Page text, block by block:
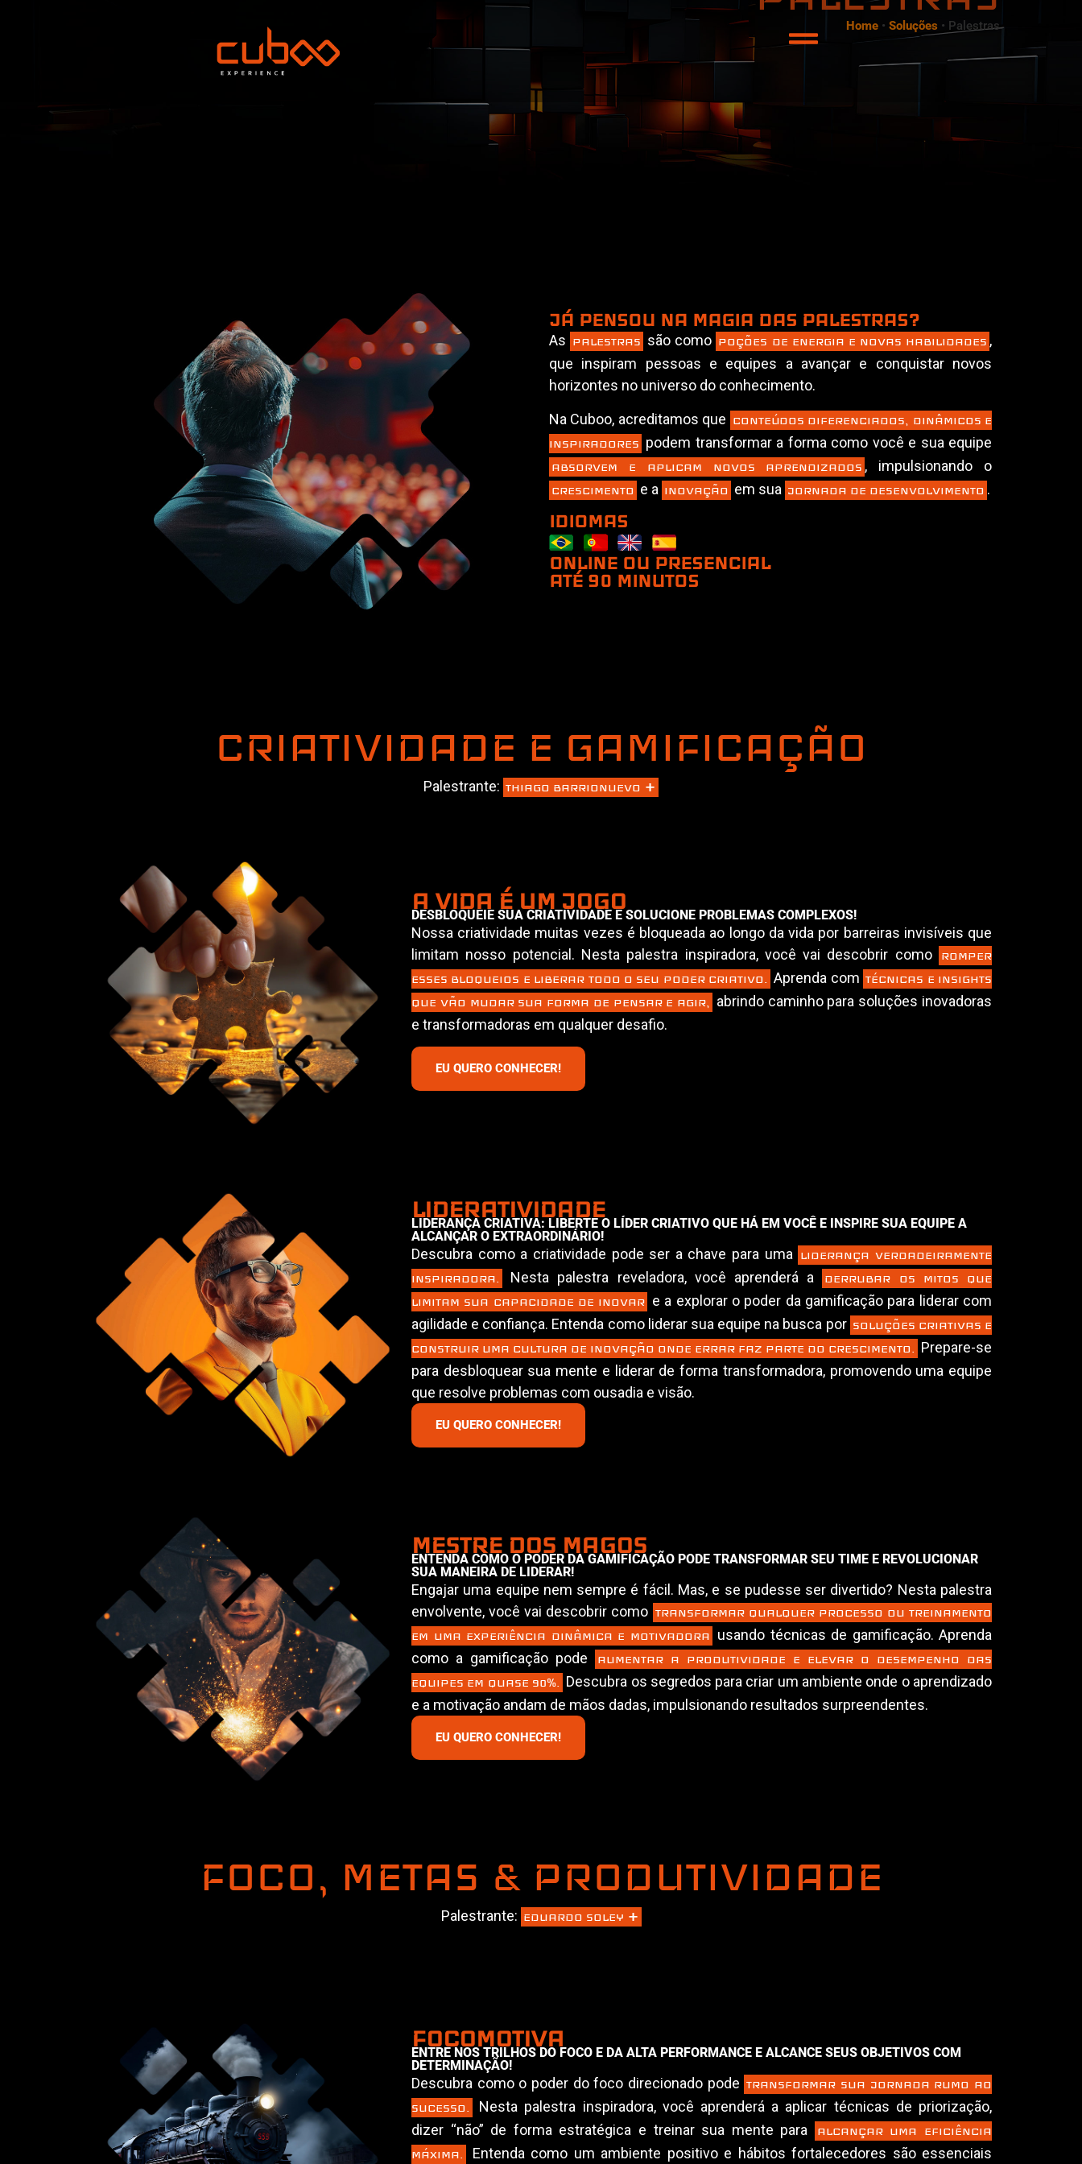
Home • Soluções • Palestras
JÁ PENSOU NA MAGIA DAS PALESTRAS?
As PALESTRAS são como POÇÕES DE ENERGIA E NOVAS HABILIDADES ,
que inspiram pessoas e equipes a avançar e conquistar novos
horizontes no universo do conhecimento.
Na Cuboo, acreditamos que CONTEÚDOS DIFERENCIADOS, DINÂMICOS E
INSPIRADORES podem transformar a forma como você e sua equipe
ABSORVEM E APLICAM NOVOS APRENDIZADOS , impulsionando o
CRESCIMENTO e a INOVAÇÃO em sua JORNADA DE DESENVOLVIMENTO .
IDIOMAS
ONLINE OU PRESENCIAL
ATÉ 90 MINUTOS
CRIATIVIDADE E GAMIFICAÇÃO
Palestrante: THIAGO BARRIONUEVO +
A VIDA É UM JOGO
DESBLOQUEIE SUA CRIATIVIDADE E SOLUCIONE PROBLEMAS COMPLEXOS!
Nossa criatividade muitas vezes é bloqueada ao longo da vida por barreiras invisíveis que
limitam nosso potencial. Nesta palestra inspiradora, você vai descobrir como
ROMPER
ESSES BLOQUEIOS E LIBERAR TODO O SEU PODER CRIATIVO. Aprenda com TÉCNICAS E INSIGHTS
QUE VÃO MUDAR SUA FORMA DE PENSAR E AGIR,
abrindo caminho para soluções inovadoras
e transformadoras em qualquer desafio.
EU QUERO CONHECER!
LIDERATIVIDADE
LIDERANÇA CRIATIVA: LIBERTE O LÍDER CRIATIVO QUE HÁ EM VOCÊ E INSPIRE SUA EQUIPE A
ALCANÇAR O EXTRAORDINÁRIO!
Descubra como a criatividade pode ser a chave para uma
LIDERANÇA VERDADEIRAMENTE
INSPIRADORA.
Nesta palestra reveladora, você aprenderá a
DERRUBAR OS MITOS QUE
LIMITAM SUA CAPACIDADE DE INOVAR e a explorar o poder da gamificação para liderar com
agilidade e confiança. Entenda como liderar sua equipe na busca por SOLUÇÕES CRIATIVAS E
CONSTRUIR UMA CULTURA DE INOVAÇÃO ONDE ERRAR FAZ PARTE DO CRESCIMENTO. Prepare-se
para desbloquear sua mente e liderar de forma transformadora, promovendo uma equipe
que resolve problemas com ousadia e visão.
EU QUERO CONHECER!
MESTRE DOS MAGOS
ENTENDA COMO O PODER DA GAMIFICAÇÃO PODE TRANSFORMAR SEU TIME E REVOLUCIONAR
SUA MANEIRA DE LIDERAR!
Engajar uma equipe nem sempre é fácil. Mas, e se pudesse ser divertido? Nesta palestra
envolvente, você vai descobrir como TRANSFORMAR QUALQUER PROCESSO OU TREINAMENTO
EM UMA EXPERIÊNCIA DINÂMICA E MOTIVADORA
usando técnicas de gamificação. Aprenda
como a gamificação pode
AUMENTAR A PRODUTIVIDADE E ELEVAR O DESEMPENHO DAS
EQUIPES EM QUASE 90%. Descubra os segredos para criar um ambiente onde o aprendizado
e a motivação andam de mãos dadas, impulsionando resultados surpreendentes.
EU QUERO CONHECER!
FOCO, METAS & PRODUTIVIDADE
Palestrante: EDUARDO SOLEY +
FOCOMOTIVA
ENTRE NOS TRILHOS DO FOCO E DA ALTA PERFORMANCE E ALCANCE SEUS OBJETIVOS COM
DETERMINAÇÃO!
Descubra como o poder do foco direcionado pode TRANSFORMAR SUA JORNADA RUMO AO
SUCESSO.
Nesta palestra inspiradora, você aprenderá a aplicar técnicas de priorização,
dizer “não” de forma estratégica e treinar sua mente para
ALCANÇAR UMA EFICIÊNCIA
MÁXIMA.
Entenda como um ambiente positivo e hábitos fortalecedores são essenciais